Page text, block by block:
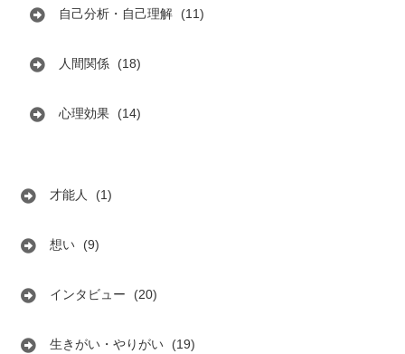
自己分析・自己理解 (11)
人間関係 (18)
心理効果 (14)
才能人 (1)
想い (9)
インタビュー (20)
生きがい・やりがい (19)